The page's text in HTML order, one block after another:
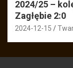
2024/25 –
Zagłębie 2:0
2024-12-15